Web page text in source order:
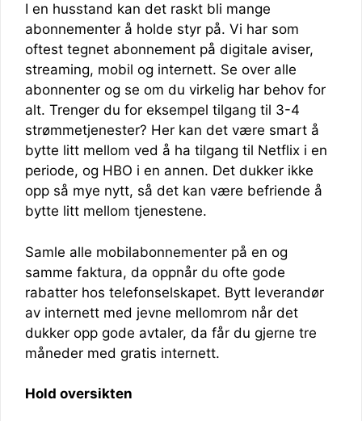
I en husstand kan det raskt bli mange
abonnementer å holde styr på. Vi har som
oftest tegnet abonnement på digitale aviser,
streaming, mobil og internett. Se over alle
abonnenter og se om du virkelig har behov for
alt. Trenger du for eksempel tilgang til 3-4
strømmetjenester? Her kan det være smart å
bytte litt mellom ved å ha tilgang til Netflix i en
periode, og HBO i en annen. Det dukker ikke
opp så mye nytt, så det kan være befriende å
bytte litt mellom tjenestene.
Samle alle mobilabonnementer på en og
samme faktura, da oppnår du ofte gode
rabatter hos telefonselskapet. Bytt leverandør
av internett med jevne mellomrom når det
dukker opp gode avtaler, da får du gjerne tre
måneder med gratis internett.
Hold oversikten